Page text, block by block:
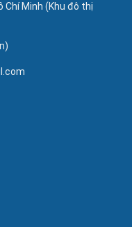
Chí Minh (Khu đô thị